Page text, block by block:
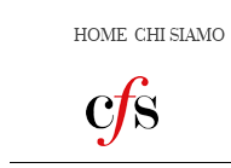
HOME CHI SIAMO